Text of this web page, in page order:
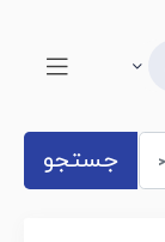
جستجو